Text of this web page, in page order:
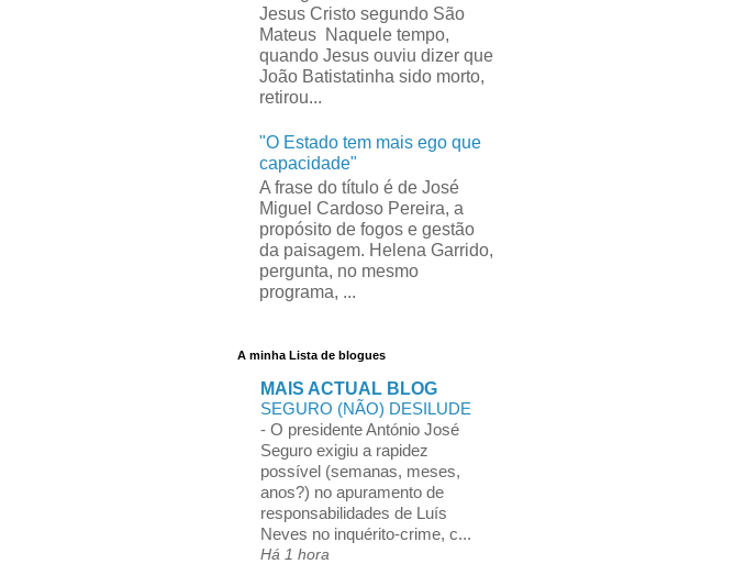
Jesus Cristo segundo São
Mateus Naquele tempo,
quando Jesus ouviu dizer que
João Batistatinha sido morto,
retirou...
"O Estado tem mais ego que
capacidade"
A frase do título é de José
Miguel Cardoso Pereira, a
propósito de fogos e gestão
da paisagem. Helena Garrido,
pergunta, no mesmo
programa, ...
A minha Lista de blogues
MAIS ACTUAL BLOG
SEGURO (NÃO) DESILUDE
- O presidente António José
Seguro exigiu a rapidez
possível (semanas, meses,
anos?) no apuramento de
responsabilidades de Luís
Neves no inquérito-crime, c...
Há 1 hora